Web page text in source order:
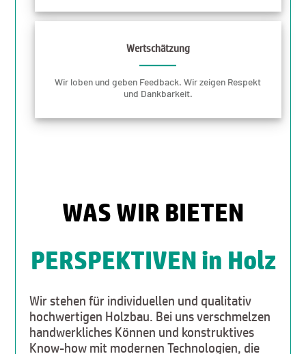
Wertschätzung
Wir loben und geben Feedback. Wir zeigen Respekt
und Dankbarkeit.
WAS WIR BIETEN
PERSPEKTIVEN in Holz
Wir stehen für individuellen und qualitativ
hochwertigen Holzbau. Bei uns verschmelzen
handwerkliches Können und konstruktives
Know-how mit modernen Technologien, die